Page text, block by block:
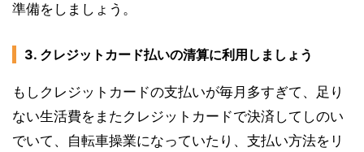
準備をしましょう。
3. クレジットカード払いの清算に利用しましょう
もしクレジットカードの支払いが毎月多すぎて、足り
ない生活費をまたクレジットカードで決済してしのい
でいて、自転車操業になっていたり、支払い方法をリ